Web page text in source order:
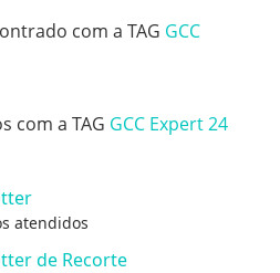
com a TAG GCC
com a TAG GCC Expert 24
atendidos
de Recorte